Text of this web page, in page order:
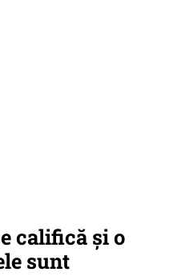
califică și o
sunt